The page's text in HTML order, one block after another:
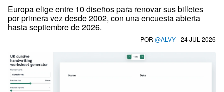
Europa elige entre 10 diseños para renovar sus billetes
por primera vez desde 2002, con una encuesta abierta
hasta septiembre de 2026.
POR @ALVY- 24 JUL 2026